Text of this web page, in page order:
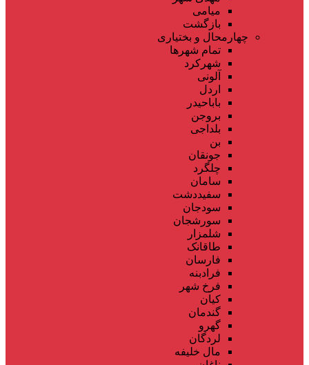
میامی
بازگشت
چهارمحال و بختیاری
تمام شهر‌ها
شهرکرد
آلونی
اردل
باباحیدر
بروجن
بلداجی
بن
جونقان
چلگرد
سامان
سفیددشت
سودجان
سورشجان
شلمزار
طاقانک
فارسان
فرادبنه
فرخ شهر
کیان
گندمان
گهرو
لردگان
مال خلیفه